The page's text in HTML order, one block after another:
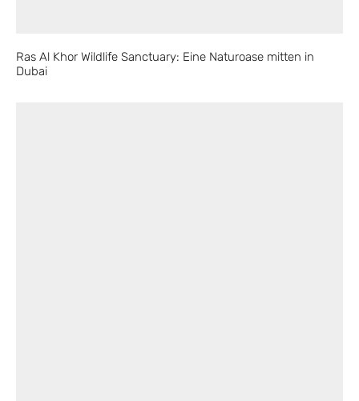
Ras Al Khor Wildlife Sanctuary: Eine Naturoase mitten in
Dubai